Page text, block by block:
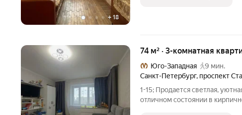
+ 18
74 м² · 3-комнатная
Юго-Западная
9 мин.
Санкт-Петербург, проспект
1-15; Продается светлая,
отличном состоянии в